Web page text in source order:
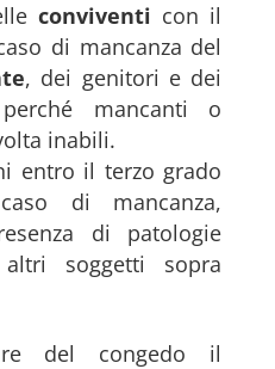
conviventi con il
di mancanza del
, dei genitori e dei
mancanti o
inabili.
entro il terzo grado
di mancanza,
di patologie
soggetti sopra
del congedo il